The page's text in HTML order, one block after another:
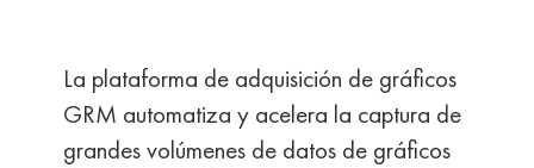
La plataforma de adquisición de gráficos
GRM automatiza y acelera la captura de
grandes volúmenes de datos de gráficos